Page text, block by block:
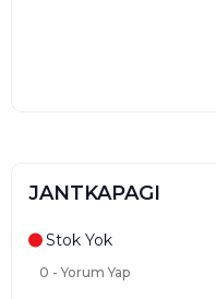
JANTKAPAGI
Stok Yok
0 - Yorum Yap